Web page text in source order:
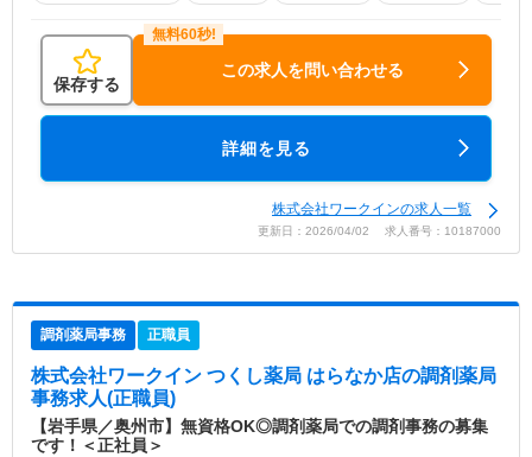
保存する
この求人を問い合わせる
詳細を見る
株式会社ワークインの求人一覧
更新日：2026/04/02 求人番号：10187000
調剤薬局事務 正職員
株式会社ワークイン つくし薬局 はらなか店の調剤薬局
事務求人(正職員)
【岩手県／奥州市】無資格OK◎調剤薬局での調剤事務の募集
です！＜正社員＞